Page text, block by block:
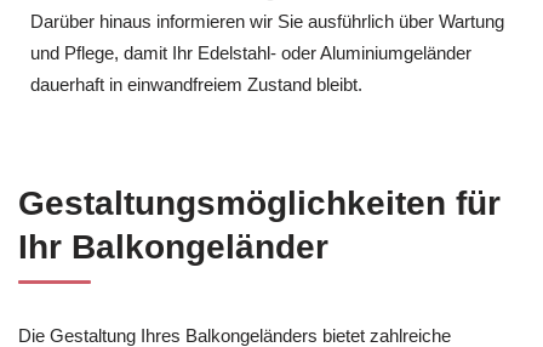
Darüber hinaus informieren wir Sie ausführlich über Wartung
und Pflege, damit Ihr Edelstahl- oder Aluminiumgeländer
dauerhaft in einwandfreiem Zustand bleibt.
Gestaltungsmöglichkeiten für
Ihr Balkongeländer
Die Gestaltung Ihres Balkongeländers bietet zahlreiche